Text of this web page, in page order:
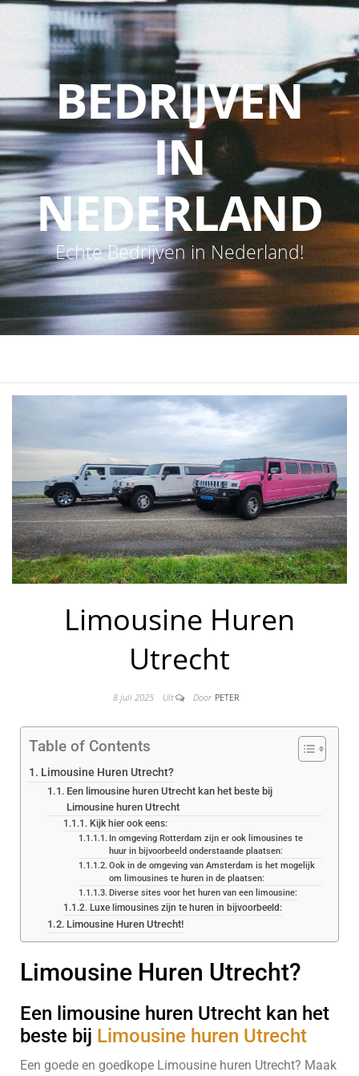
BEDRIJVEN
IN
NEDERLAND
Echte Bedrijven in Nederland!
Limousine Huren
Utrecht
8 juli 2025 Uit Door PETER
Table of Contents
Limousine Huren Utrecht?
Een limousine huren Utrecht kan het beste bij
Limousine huren Utrecht
Kijk hier ook eens:
In omgeving Rotterdam zijn er ook limousines te
huur in bijvoorbeeld onderstaande plaatsen:
Ook in de omgeving van Amsterdam is het mogelijk
om limousines te huren in de plaatsen:
Diverse sites voor het huren van een limousine:
Luxe limousines zijn te huren in bijvoorbeeld:
Limousine Huren Utrecht!
Limousine Huren Utrecht?
Een limousine huren Utrecht kan het
beste bij Limousine huren Utrecht
Een goede en goedkope Limousine huren Utrecht? Maak